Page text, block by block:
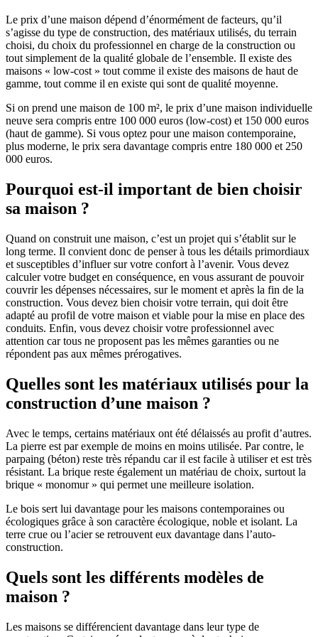
Le prix d’une maison dépend d’énormément de facteurs, qu’il
s’agisse du type de construction, des matériaux utilisés, du terrain
choisi, du choix du professionnel en charge de la construction ou
tout simplement de la qualité globale de l’ensemble. Il existe des
maisons « low-cost » tout comme il existe des maisons de haut de
gamme, tout comme il en existe qui sont de qualité moyenne.
Si on prend une maison de 100 m², le prix d’une maison individuelle
neuve sera compris entre 100 000 euros (low-cost) et 150 000 euros
(haut de gamme). Si vous optez pour une maison contemporaine,
plus moderne, le prix sera davantage compris entre 180 000 et 250
000 euros.
Pourquoi est-il important de bien choisir
sa maison ?
Quand on construit une maison, c’est un projet qui s’établit sur le
long terme. Il convient donc de penser à tous les détails primordiaux
et susceptibles d’influer sur votre confort à l’avenir. Vous devez
calculer votre budget en conséquence, en vous assurant de pouvoir
couvrir les dépenses nécessaires, sur le moment et après la fin de la
construction. Vous devez bien choisir votre terrain, qui doit être
adapté au profil de votre maison et viable pour la mise en place des
conduits. Enfin, vous devez choisir votre professionnel avec
attention car tous ne proposent pas les mêmes garanties ou ne
répondent pas aux mêmes prérogatives.
Quelles sont les matériaux utilisés pour la
construction d’une maison ?
Avec le temps, certains matériaux ont été délaissés au profit d’autres.
La pierre est par exemple de moins en moins utilisée. Par contre, le
parpaing (béton) reste très répandu car il est facile à utiliser et est très
résistant. La brique reste également un matériau de choix, surtout la
brique « monomur » qui permet une meilleure isolation.
Le bois sert lui davantage pour les maisons contemporaines ou
écologiques grâce à son caractère écologique, noble et isolant. La
terre crue ou l’acier se retrouvent eux davantage dans l’auto-
construction.
Quels sont les différents modèles de
maison ?
Les maisons se différencient davantage dans leur type de